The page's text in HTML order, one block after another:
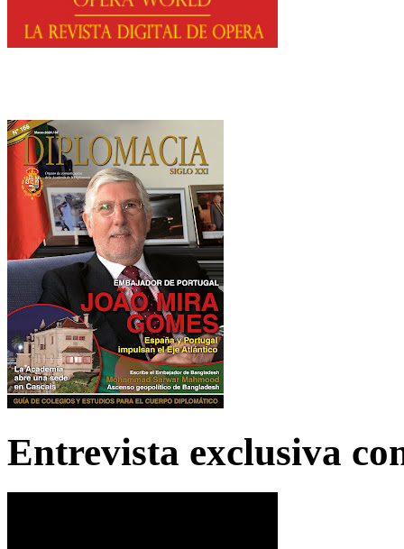
Entrevista exclusiva